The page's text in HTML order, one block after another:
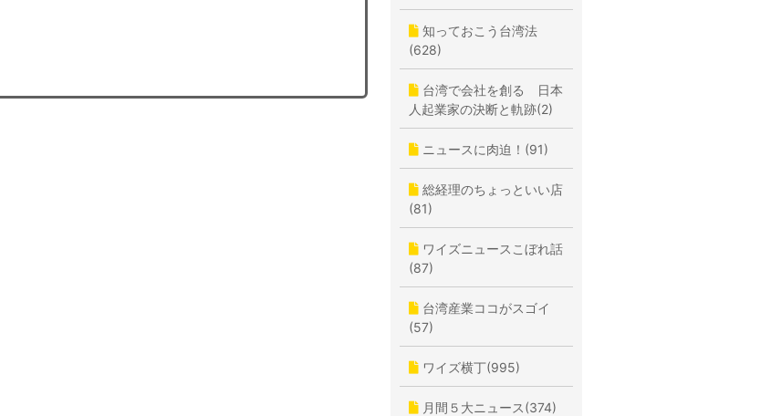
知っておこう台湾法
(628)
台湾で会社を創る 日本
人起業家の決断と軌跡(2)
ニュースに肉迫！(91)
総経理のちょっといい店
(81)
ワイズニュースこぼれ話
(87)
台湾産業ココがスゴイ
(57)
ワイズ横丁(995)
月間５大ニュース(374)